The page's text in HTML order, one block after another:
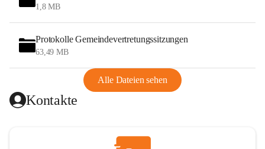
1,8 MB
Protokolle Gemeindevertretungssitzungen
63,49 MB
Alle Dateien sehen
Kontakte